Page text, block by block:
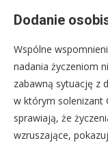
Dodanie
Wspólne
nadania życzeniom
zabawną sytuację z
w którym solenizant
sprawiają, że
wzruszające,